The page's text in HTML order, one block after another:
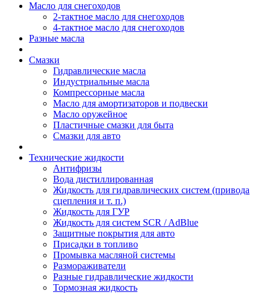
Масло для снегоходов
2-тактное масло для снегоходов
4-тактное масло для снегоходов
Разные масла
Смазки
Гидравлические масла
Индустриальные масла
Компрессорные масла
Масло для амортизаторов и подвески
Масло оружейное
Пластичные смазки для быта
Смазки для авто
Технические жидкости
Антифризы
Вода дистиллированная
Жидкость для гидравлических систем (привода
сцепления и т. п.)
Жидкость для ГУР
Жидкость для систем SCR / AdBlue
Защитные покрытия для авто
Присадки в топливо
Промывка масляной системы
Размораживатели
Разные гидравлические жидкости
Тормозная жидкость